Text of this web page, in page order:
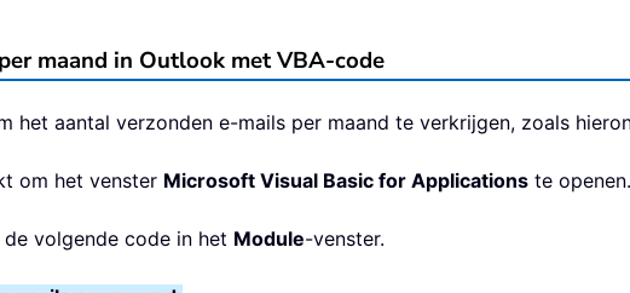
maand in Outlook met VBA-code
het aantal verzonden e-mails per maand te verkrijgen, zoals
om het venster Microsoft Visual Basic for Applications te openen.
volgende code in het Module-venster.